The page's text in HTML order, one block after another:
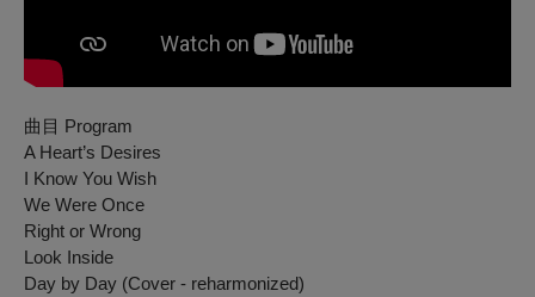
曲目 Program
A Heart’s Desires
I Know You Wish
We Were Once
Right or Wrong
Look Inside
Day by Day (Cover - reharmonized)